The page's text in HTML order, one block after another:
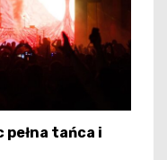
pełna tańca i